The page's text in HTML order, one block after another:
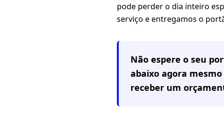
pode perder o dia inteiro
serviço e entregamos o
Não espere o seu
abaixo agora
receber um